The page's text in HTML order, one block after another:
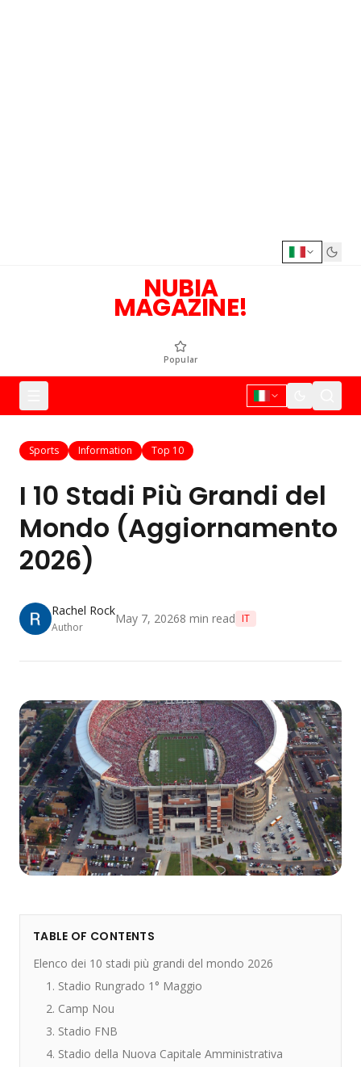
NUBIA
MAGAZINE!
Popular
Sports Information Top 10
I 10 Stadi Più Grandi del
Mondo (Aggiornamento
2026)
Rachel Rock
Author
May 7, 20268 min read IT
TABLE OF CONTENTS
Elenco dei 10 stadi più grandi del mondo 2026
1. Stadio Rungrado 1° Maggio
2. Camp Nou
3. Stadio FNB
4. Stadio della Nuova Capitale Amministrativa